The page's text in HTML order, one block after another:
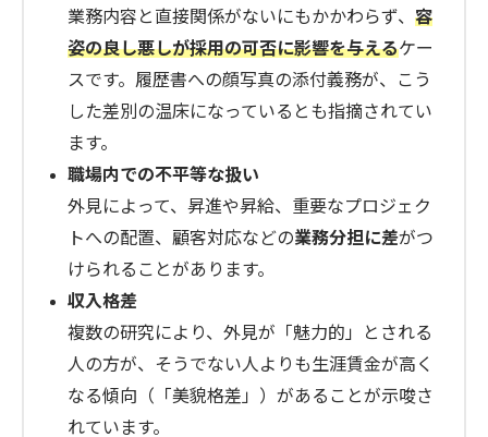
業務内容と直接関係がないにもかかわらず、 容
姿の良し悪しが採用の可否に影響を与えるケー
スです。履歴書への顔写真の添付義務が、こう
した差別の温床になっているとも指摘されてい
ます。
職場内での不平等な扱い
外見によって、昇進や昇給、重要なプロジェク
トへの配置、顧客対応などの業務分担に差がつ
けられることがあります。
収入格差
複数の研究により、外見が「魅力的」とされる
人の方が、そうでない人よりも生涯賃金が高く
なる傾向（「美貌格差」）があることが示唆さ
れています。